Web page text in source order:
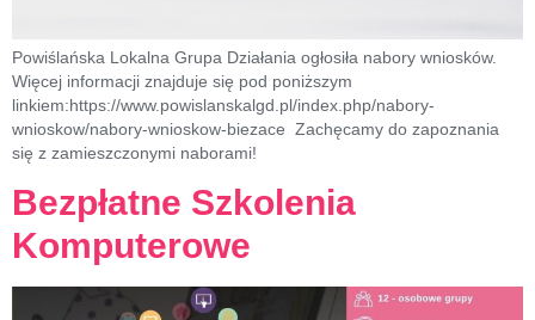
Powiślańska Lokalna Grupa Działania ogłosiła nabory wniosków.
Więcej informacji znajduje się pod poniższym
linkiem:https://www.powislanskalgd.pl/index.php/nabory-
wnioskow/nabory-wnioskow-biezace Zachęcamy do zapoznania
się z zamieszczonymi naborami!
Bezpłatne Szkolenia
Komputerowe